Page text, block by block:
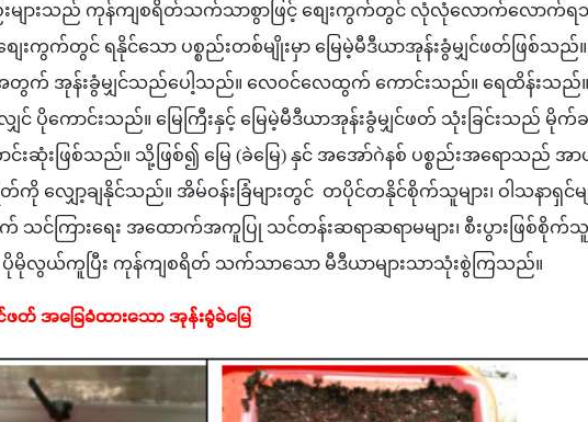
ည်းများသည် ကုန်ကျစရိတ်သက်သာစွာဖြင့် စျေးကွက်တွင် လုံလုံလောက်လောက်ရသ
ျေးကွက်တွင် ရနိုင်သော ပစ္စည်းတစ်မျိုးမှာ မြေမဲ့မီဒီယာအုန်းခွံမျှင်ဖတ်ဖြစ်သည်။
တွက် အုန်းခွံမျှင်သည်ပေါ့သည်။ လေဝင်လေထွက် ကောင်းသည်။ ရေထိန်းသည်
ျှင် ပိုကောင်းသည်။ မြေကြီးနှင့် မြေမဲ့မီဒီယာအုန်းခွံမျှင်ဖတ် သုံးခြင်းသည် မို
င်းဆုံးဖြစ်သည်။ သို့ဖြစ်၍ မြေ (ခဲမြေ) နှင် အအော်ဂဲနစ် ပစ္စည်းအရောသည် အ
ကို လျှော့ချနိုင်သည်။ အိမ်ဝန်းခြံများတွင်  တပိုင်တနိုင်စိုက်သူများ၊ ဝါသနာရှင်မျာ
သင်ကြားရေး အထောက်အကူပြု သင်တန်းဆရာဆရာမများ၊ စီးပွားဖြစ်စိုက်သူ
ယ်ကူပြီး ကုန်ကျစရိတ် သက်သာသော မီဒီယာများသာသုံးစွဲကြသည်။
ဖတ် အခြေခံထားသော အုန်းခွံခဲမြေ